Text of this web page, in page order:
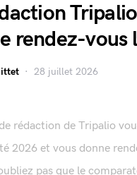
rendez-vous
28 juillet 2026
rédaction de Tripalio
2026 et vous donne
pas que le